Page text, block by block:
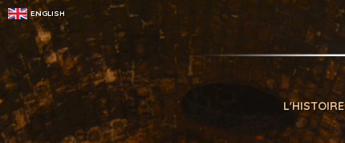
ENGLISH
L'HISTOIRE